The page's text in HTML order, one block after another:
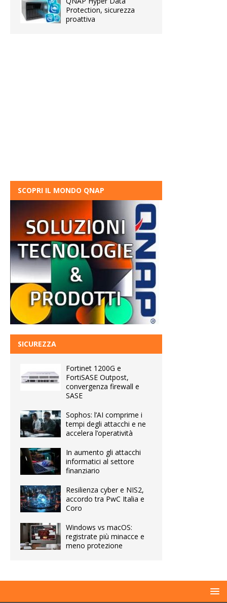
Protection, sicurezza
proattiva
SCOPRI IL MONDO QNAP
SICUREZZA
Fortinet 1200G e
FortiSASE Outpost,
convergenza firewall e
SASE
Sophos: l’AI comprime i
tempi degli attacchi e ne
accelera l’operatività
In aumento gli attacchi
informatici al settore
finanziario
Resilienza cyber e NIS2,
accordo tra PwC Italia e
Coro
Windows vs macOS:
registrate più minacce e
meno protezione